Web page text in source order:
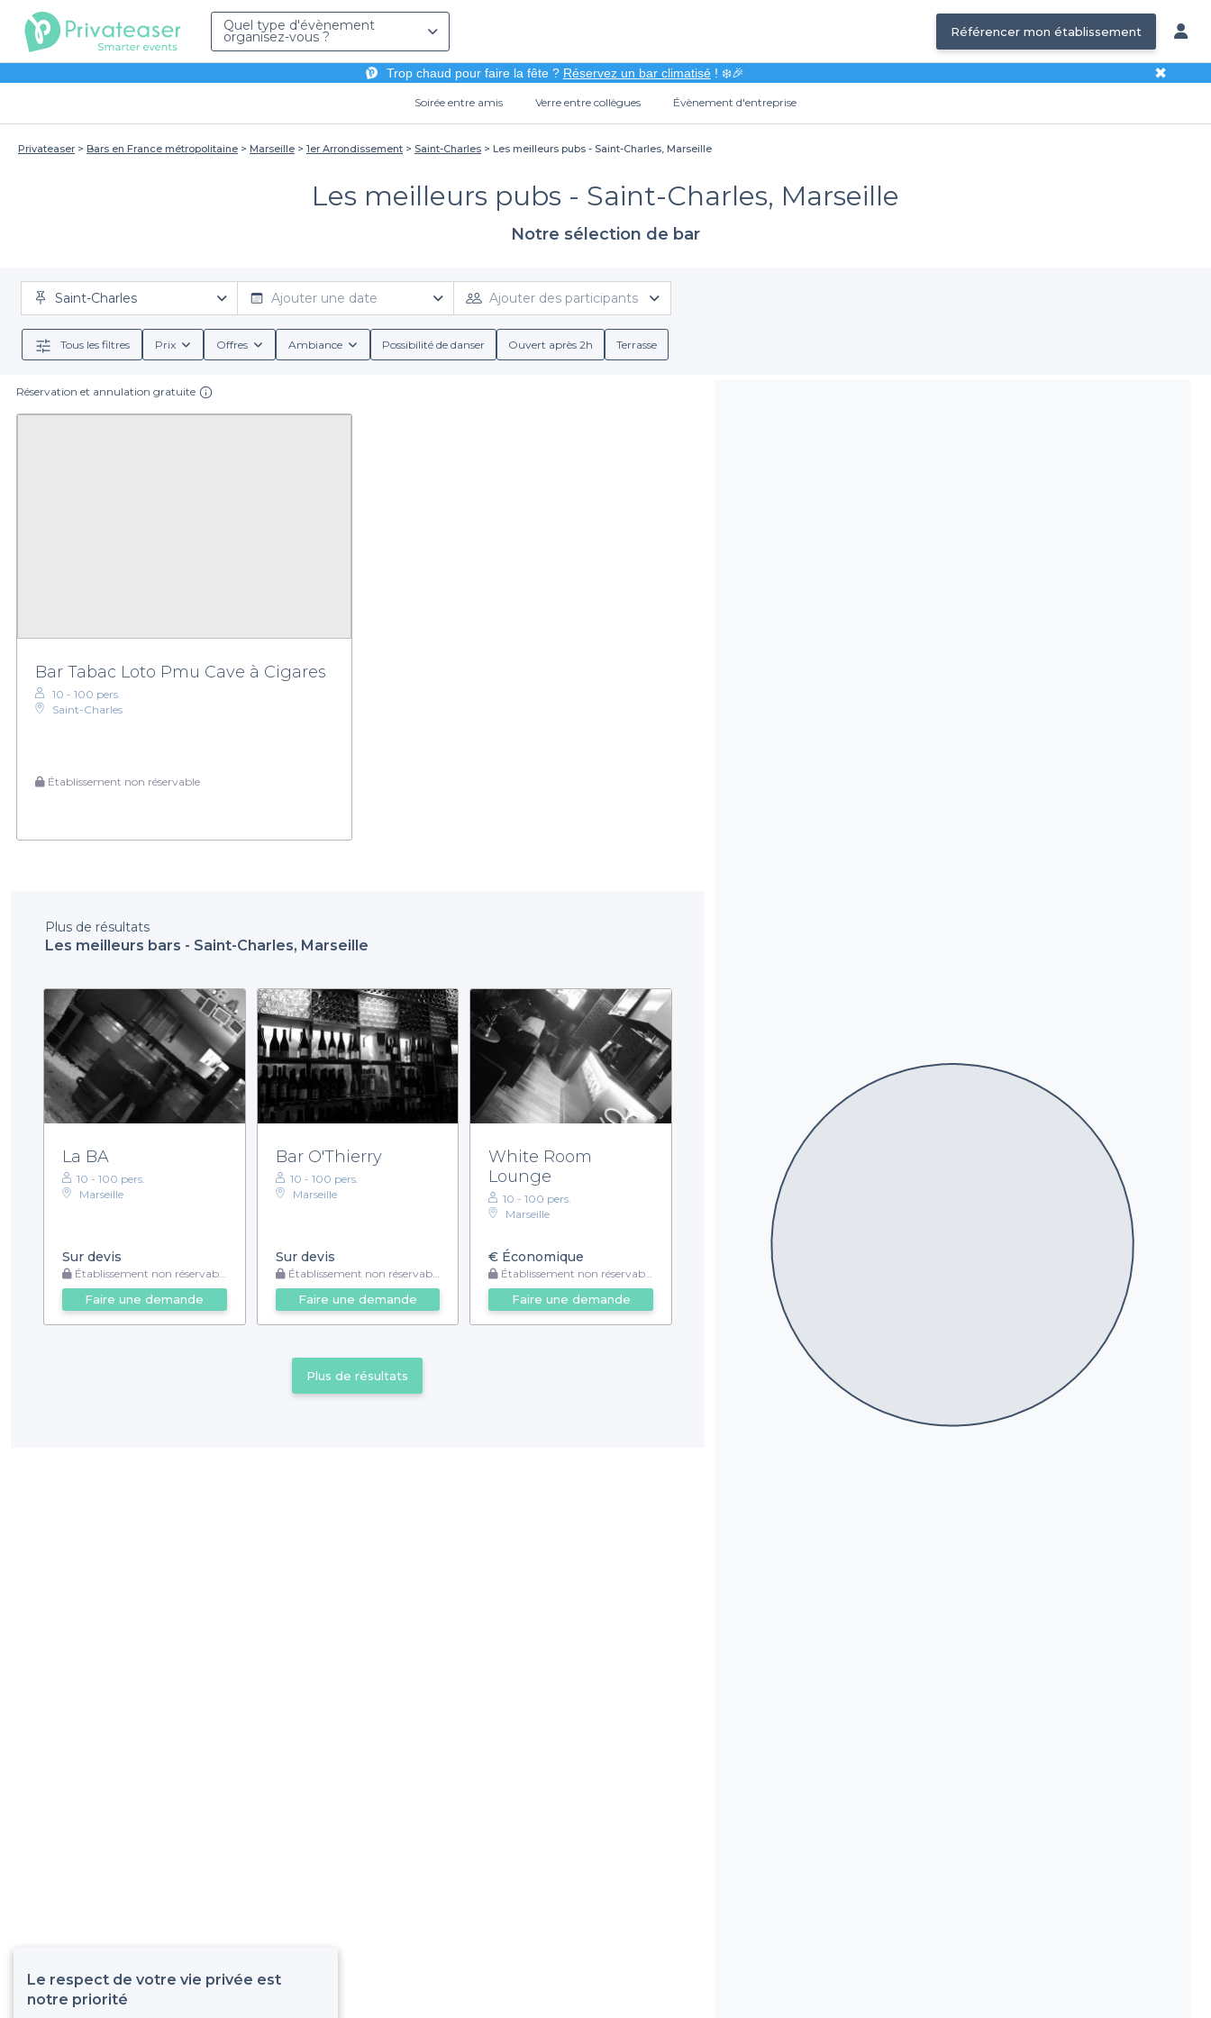
Quel type d'évènement
organisez-vous ? Référencer mon établissement
Trop chaud pour faire la fête ? Réservez un bar climatisé! ❄️🎉 ✖
Soirée entre amis Verre entre collègues Évènement d'entreprise
Privateaser Bars en France métropolitaine Marseille 1er Arrondissement Saint-Charles Les meilleurs pubs - Saint-Charles, Marseille
Les meilleurs pubs - Saint-Charles, Marseille
Notre sélection de bar
Saint-Charles Ajouter une date Ajouter des participants
Tous les filtres Prix Offres Ambiance Possibilité de danser Ouvert après 2h Terrasse
Réservation et annulation gratuite
Bar Tabac Loto Pmu Cave à Cigares
10 - 100 pers.
Saint-Charles
Établissement non réservable
Plus de résultats
Les meilleurs bars - Saint-Charles, Marseille
La BA
10 - 100 pers.
Marseille
Sur devis
Établissement non réservable
Faire une demande
Bar O'Thierry
10 - 100 pers.
Marseille
Sur devis
Établissement non réservable
Faire une demande
White Room
Lounge
10 - 100 pers.
Marseille
€ Économique
Établissement non réservable
Faire une demande
Plus de résultats
Le respect de votre vie privée est
notre priorité